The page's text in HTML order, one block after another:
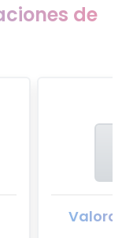
de